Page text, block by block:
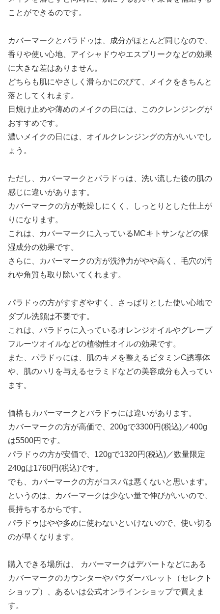
ことができるのです。
カバーマークとパラドゥは、成分がほとんど同じなので、
香りや使い心地、アイシャドウやエスプリークなどの効果
に大きな差はありません。
どちらも肌にやさしく滑らかにのびて、メイクをきちんと
落としてくれます。
日焼け止めや薄めのメイクの日には、このクレンジングが
おすすめです。
濃いメイクの日には、オイルクレンジングの方がいいでし
ょう。
ただし、カバーマークとパラドゥは、洗い流した後の肌の
感じに違いがあります。
カバーマークの方が乾燥しにくく、しっとりとした仕上が
りになります。
これは、カバーマークに入っているMCキトサンなどの保
湿成分の効果です。
さらに、カバーマークの方が洗浄力がやや高く、毛穴の汚
れや角質も取り除いてくれます。
パラドゥの方がすすぎやすく、さっぱりとした使い心地で
ダブル洗顔は不要です。
これは、パラドゥに入っているオレンジオイルやグレープ
フルーツオイルなどの植物性オイルの効果です。
また、パラドゥには、肌のキメを整えるビタミンC誘導体
や、肌のハリを与えるセラミドなどの美容成分も入ってい
ます。
価格もカバーマークとパラドゥには違いがあります。
カバーマークの方が高価で、200gで3300円(税込)／400g
は5500円です。
パラドゥの方が安価で、120gで1320円(税込)／数量限定
240gは1760円(税込)です。
でも、カバーマークの方がコスパは悪くないと思います。
というのは、カバーマークは少ない量で伸びがいいので、
長持ちするからです。
パラドゥはやや多めに使わないといけないので、使い切る
のが早くなります。
購入できる場所は、 カバーマークはデパートなどにある
カバーマークのカウンターやパウダーパレット（セレクト
ショップ）、あるいは公式オンラインショップで買えま
す。